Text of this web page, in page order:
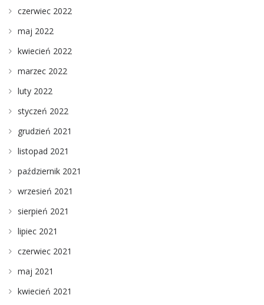
czerwiec 2022
maj 2022
kwiecień 2022
marzec 2022
luty 2022
styczeń 2022
grudzień 2021
listopad 2021
październik 2021
wrzesień 2021
sierpień 2021
lipiec 2021
czerwiec 2021
maj 2021
kwiecień 2021